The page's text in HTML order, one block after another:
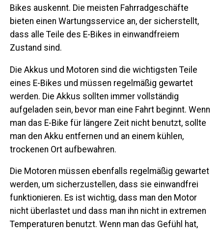
Bikes auskennt. Die meisten Fahrradgeschäfte
bieten einen Wartungsservice an, der sicherstellt,
dass alle Teile des E-Bikes in einwandfreiem
Zustand sind.
Die Akkus und Motoren sind die wichtigsten Teile
eines E-Bikes und müssen regelmäßig gewartet
werden. Die Akkus sollten immer vollständig
aufgeladen sein, bevor man eine Fahrt beginnt. Wenn
man das E-Bike für längere Zeit nicht benutzt, sollte
man den Akku entfernen und an einem kühlen,
trockenen Ort aufbewahren.
Die Motoren müssen ebenfalls regelmäßig gewartet
werden, um sicherzustellen, dass sie einwandfrei
funktionieren. Es ist wichtig, dass man den Motor
nicht überlastet und dass man ihn nicht in extremen
Temperaturen benutzt. Wenn man das Gefühl hat,